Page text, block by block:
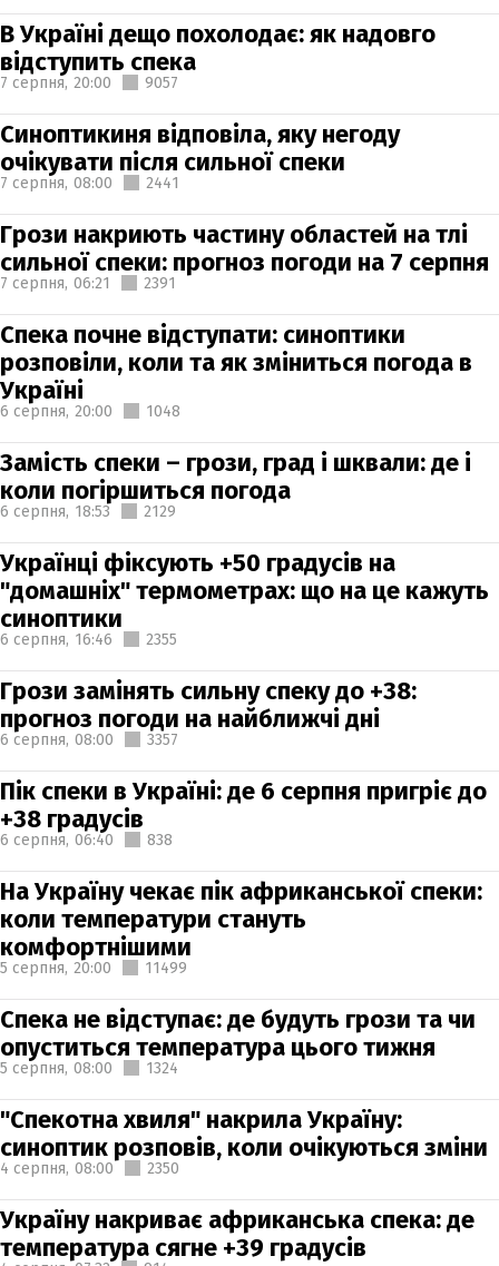
В Україні дещо похолодає: як надовго
відступить спека
7 серпня, 20:00 9057
Синоптикиня відповіла, яку негоду
очікувати після сильної спеки
7 серпня, 08:00 2441
Грози накриють частину областей на тлі
сильної спеки: прогноз погоди на 7 серпня
7 серпня, 06:21 2391
Спека почне відступати: синоптики
розповіли, коли та як зміниться погода в
Україні
6 серпня, 20:00 1048
Замість спеки – грози, град і шквали: де і
коли погіршиться погода
6 серпня, 18:53 2129
Українці фіксують +50 градусів на
"домашніх" термометрах: що на це кажуть
синоптики
6 серпня, 16:46 2355
Грози замінять сильну спеку до +38:
прогноз погоди на найближчі дні
6 серпня, 08:00 3357
Пік спеки в Україні: де 6 серпня пригріє до
+38 градусів
6 серпня, 06:40 838
На Україну чекає пік африканської спеки:
коли температури стануть
комфортнішими
5 серпня, 20:00 11499
Спека не відступає: де будуть грози та чи
опуститься температура цього тижня
5 серпня, 08:00 1324
"Спекотна хвиля" накрила Україну:
синоптик розповів, коли очікуються зміни
4 серпня, 08:00 2350
Україну накриває африканська спека: де
температура сягне +39 градусів